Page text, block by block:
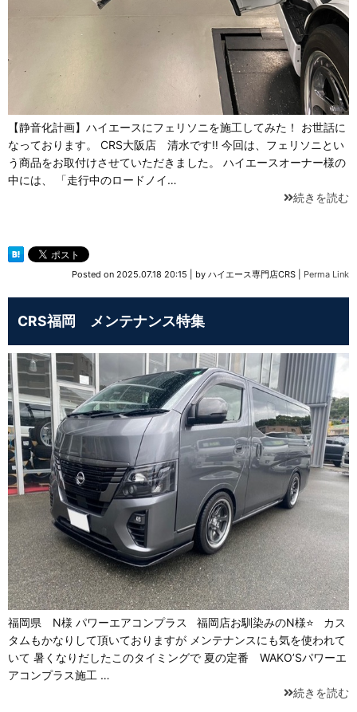
【静音化計画】ハイエースにフェリソニを施工してみた！ お世話に
なっております。 CRS大阪店 清水です‼ 今回は、フェリソニとい
う商品をお取付けさせていただきました。 ハイエースオーナー様の
中には、 「走行中のロードノイ…
続きを読む
Posted on 2025.07.18 20:15 by ハイエース専門店CRS Perma Link
CRS福岡 メンテナンス特集
福岡県 N様 パワーエアコンプラス 福岡店お馴染みのN様⭐ カス
タムもかなりして頂いておりますが メンテナンスにも気を使われて
いて 暑くなりだしたこのタイミングで 夏の定番 WAKO’Sパワーエ
アコンプラス施工 …
続きを読む